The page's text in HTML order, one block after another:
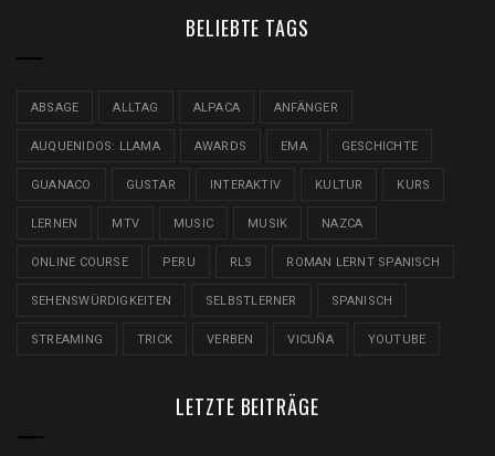
BELIEBTE TAGS
ABSAGE ALLTAG ALPACA ANFÄNGER
AUQUENIDOS: LLAMA AWARDS EMA GESCHICHTE
GUANACO GUSTAR INTERAKTIV KULTUR KURS
LERNEN MTV MUSIC MUSIK NAZCA
ONLINE COURSE PERU RLS ROMAN LERNT SPANISCH
SEHENSWÜRDIGKEITEN SELBSTLERNER SPANISCH
STREAMING TRICK VERBEN VICUÑA YOUTUBE
LETZTE BEITRÄGE